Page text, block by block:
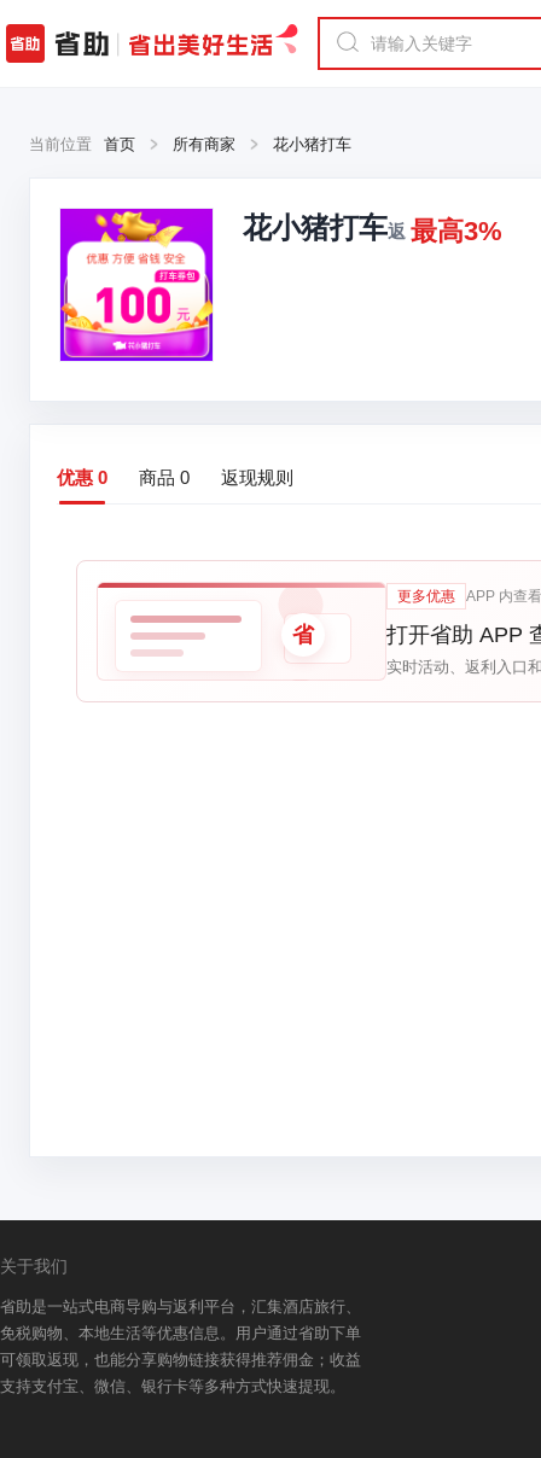
当前位置 首页 所有商家 花小猪打车
花小猪打车返 最高3%
优惠 0 商品 0 返现规则
省
更多优惠 APP 内查看
打开省助 APP
实时活动、返利入口
关于我们
省助是一站式电商导购与返利平台，汇集酒店旅行、
免税购物、本地生活等优惠信息。用户通过省助下单
可领取返现，也能分享购物链接获得推荐佣金；收益
支持支付宝、微信、银行卡等多种方式快速提现。